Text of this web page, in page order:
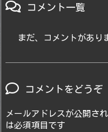
コメント一覧
まだ、コメントがあり
コメントをどうぞ
メールアドレスが公開さ
は必須項目です